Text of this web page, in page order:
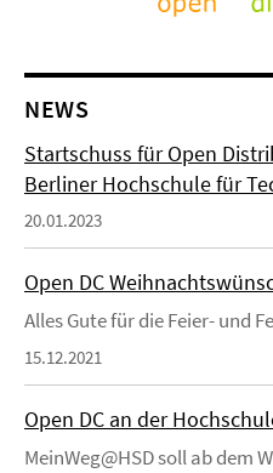
NEWS
Startschuss für Open
Berliner Hochschule für
20.01.2023
Open DC
Alles Gute für die Feier- und
15.12.2021
Open DC an der
MeinWeg@HSD soll ab dem